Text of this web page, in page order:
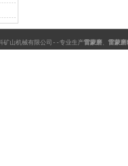
山机械有限公司--专业生产雷蒙磨、 雷蒙磨